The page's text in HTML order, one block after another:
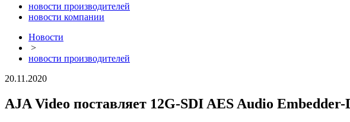
новости производителей
новости компании
Новости
>
новости производителей
20.11.2020
AJA Video поставляет 12G-SDI AES Audio Embedder-